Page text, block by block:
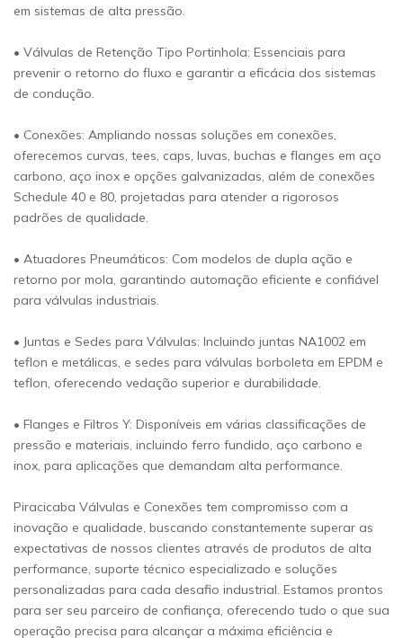
em sistemas de alta pressão.
• Válvulas de Retenção Tipo Portinhola: Essenciais para
prevenir o retorno do fluxo e garantir a eficácia dos sistemas
de condução.
• Conexões: Ampliando nossas soluções em conexões,
oferecemos curvas, tees, caps, luvas, buchas e flanges em aço
carbono, aço inox e opções galvanizadas, além de conexões
Schedule 40 e 80, projetadas para atender a rigorosos
padrões de qualidade.
• Atuadores Pneumáticos: Com modelos de dupla ação e
retorno por mola, garantindo automação eficiente e confiável
para válvulas industriais.
• Juntas e Sedes para Válvulas: Incluindo juntas NA1002 em
teflon e metálicas, e sedes para válvulas borboleta em EPDM e
teflon, oferecendo vedação superior e durabilidade.
• Flanges e Filtros Y: Disponíveis em várias classificações de
pressão e materiais, incluindo ferro fundido, aço carbono e
inox, para aplicações que demandam alta performance.
Piracicaba Válvulas e Conexões tem compromisso com a
inovação e qualidade, buscando constantemente superar as
expectativas de nossos clientes através de produtos de alta
performance, suporte técnico especializado e soluções
personalizadas para cada desafio industrial. Estamos prontos
para ser seu parceiro de confiança, oferecendo tudo o que sua
operação precisa para alcançar a máxima eficiência e